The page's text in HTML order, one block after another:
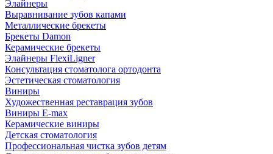
Элайнеры
Выравнивание зубов капами
Металлические брекеты
Брекеты Damon
Керамические брекеты
Элайнеры FlexiLigner
Консультация стоматолога ортодонта
Эстетическая стоматология
Виниры
Художественная реставрация зубов
Виниры E-max
Керамические виниры
Детская стоматология
Профессиональная чистка зубов детям